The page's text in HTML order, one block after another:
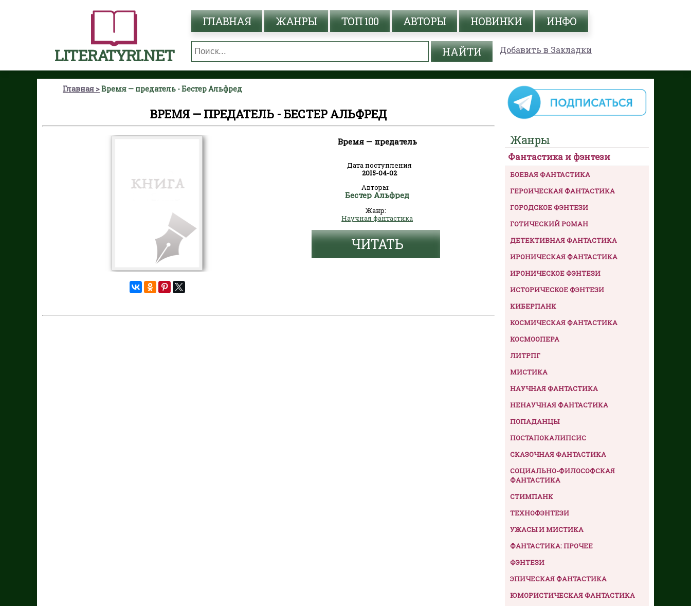
LITERATYRI.NET
ГЛАВНАЯ ЖАНРЫ ТОП 100 АВТОРЫ НОВИНКИ ИНФО
Добавить в Закладки
Главная Время — предатель - Бестер Альфред
ВРЕМЯ — ПРЕДАТЕЛЬ - БЕСТЕР АЛЬФРЕД
Время — предатель
Дата поступления
2015-04-02
Авторы:
Бестер Альфред
Жанр:
Научная фантастика
ЧИТАТЬ
Жанры
Фантастика и фэнтези
БОЕВАЯ ФАНТАСТИКА
ГЕРОИЧЕСКАЯ ФАНТАСТИКА
ГОРОДСКОЕ ФЭНТЕЗИ
ГОТИЧЕСКИЙ РОМАН
ДЕТЕКТИВНАЯ ФАНТАСТИКА
ИРОНИЧЕСКАЯ ФАНТАСТИКА
ИРОНИЧЕСКОЕ ФЭНТЕЗИ
ИСТОРИЧЕСКОЕ ФЭНТЕЗИ
КИБЕРПАНК
КОСМИЧЕСКАЯ ФАНТАСТИКА
КОСМООПЕРА
ЛИТРПГ
МИСТИКА
НАУЧНАЯ ФАНТАСТИКА
НЕНАУЧНАЯ ФАНТАСТИКА
ПОПАДАНЦЫ
ПОСТАПОКАЛИПСИС
СКАЗОЧНАЯ ФАНТАСТИКА
СОЦИАЛЬНО-ФИЛОСОФСКАЯ
ФАНТАСТИКА
СТИМПАНК
ТЕХНОФЭНТЕЗИ
УЖАСЫ И МИСТИКА
ФАНТАСТИКА: ПРОЧЕЕ
ФЭНТЕЗИ
ЭПИЧЕСКАЯ ФАНТАСТИКА
ЮМОРИСТИЧЕСКАЯ ФАНТАСТИКА